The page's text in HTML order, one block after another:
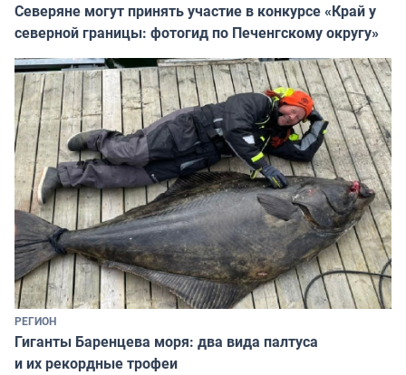
Северяне могут принять участие в конкурсе «Край у
северной границы: фотогид по Печенгскому округу»
РЕГИОН
Гиганты Баренцева моря: два вида палтуса
и их рекордные трофеи